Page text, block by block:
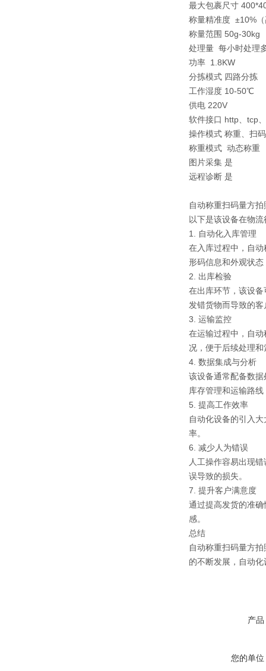
最大包裹尺寸
称量精准度 ±10%
称量范围 50g-30kg
处理量 每小时处理
功率 1.8KW
分拣模式 四路分拣
工作湿度 10-50℃
供电 220V
软件接口 http、tcp
操作模式 称重、扫
称重模式 动态称重
图片采集 是
远程诊断 是
自动称重扫码量方
以下是该设备在物
1. 自动化入库管理
在入库过程中，自
形码信息和外观状
2. 出库检验
在出库环节，该设
发错货物而导致的客
3. 运输监控
在运输过程中，自
况，便于后续处理和
4. 数据集成与分析
该设备通常配备数
库存管理和运输路
5. 提高工作效率
自动化设备的引入
率。
6. 减少人为错误
人工操作容易出现
误导致的损失。
7. 提升客户满意度
通过提高发货的准
感。
总结
自动称重扫码量方
的不断发展，自动
产品
您的单位